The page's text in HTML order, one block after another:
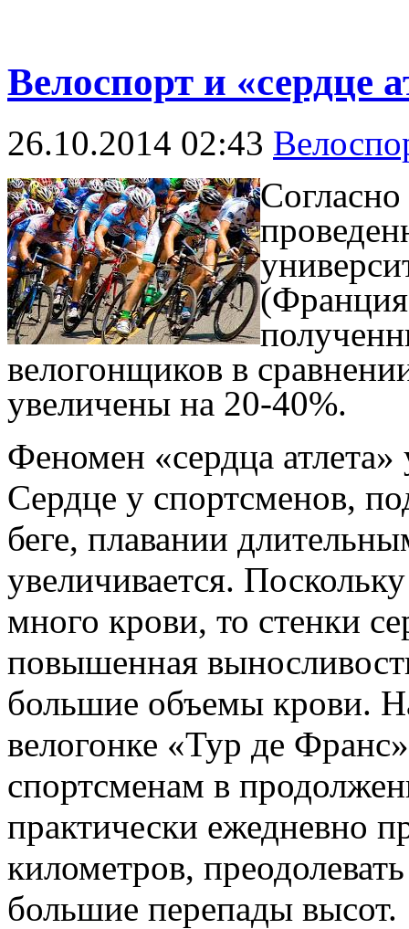
Велоспорт и «сердце
26.10.2014 02:43
велогонщиков в
увеличены на 20-40%.
Феномен «сердца
Сердце у спортсменов,
беге, плавании
увеличивается.
много крови, то стенки
повышенная
большие объемы крови.
велогонке «Тур де
спортсменам в
практически ежедневно
километров,
большие перепады высот.